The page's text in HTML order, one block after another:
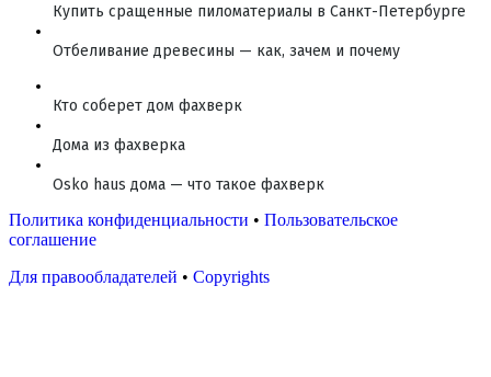
Купить сращенные пиломатериалы в Санкт-Петербурге
Отбеливание древесины — как, зачем и почему
Кто соберет дом фахверк
Дома из фахверка
Osko haus дома — что такое фахверк
Политика конфиденциальности • Пользовательское
соглашение
Для правообладателей • Copyrights